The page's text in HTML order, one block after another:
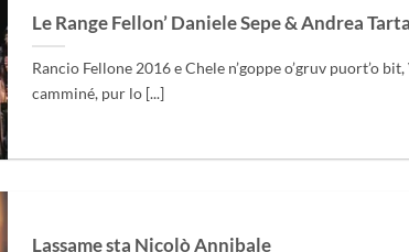
Le Range Fellon’ Daniele Sepe & Andrea
Rancio Fellone 2016 e Chele n’goppe o’gruv puort’o
camminé, pur lo [...]
Lassame sta Nicolò Annibale